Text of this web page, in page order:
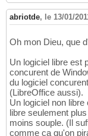
abriotde, le 13/01/
Oh mon Dieu, que
Un logiciel libre est
concurent de
du logiciel
(LibreOffice aussi).
Un logiciel non
libre seulement
moins souple. (Il
comme ça qu'on